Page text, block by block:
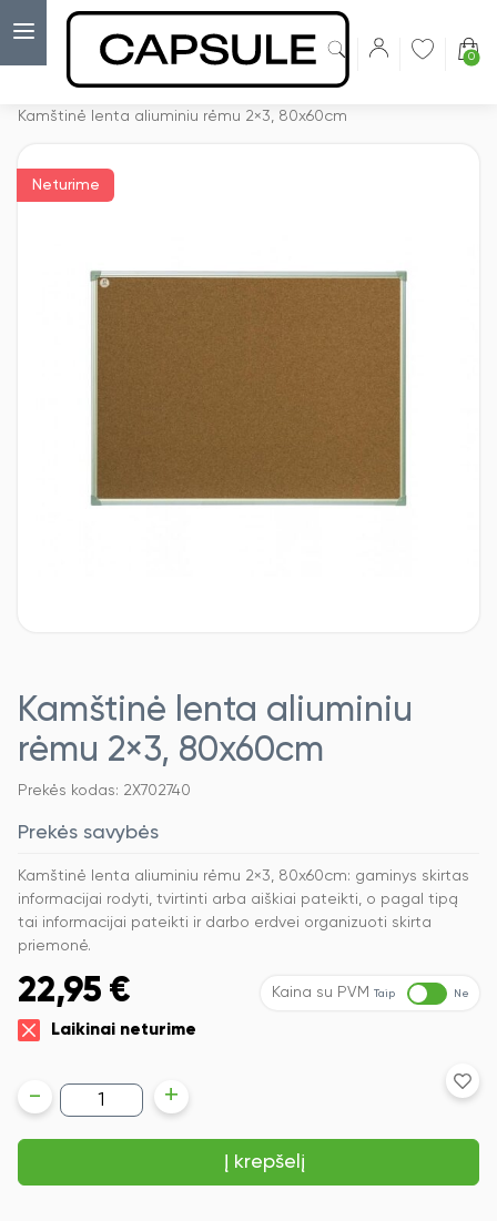
0
Kamštinė lenta aliuminiu rėmu 2×3, 80x60cm
Neturime
Kamštinė lenta aliuminiu
rėmu 2×3, 80x60cm
Prekės kodas: 2X702740
Prekės savybės
Kamštinė lenta aliuminiu rėmu 2×3, 80x60cm: gaminys skirtas
informacijai rodyti, tvirtinti arba aiškiai pateikti, o pagal tipą
tai informacijai pateikti ir darbo erdvei organizuoti skirta
priemonė.
22,95 € Kaina su PVM Taip Ne
Laikinai neturime
produkto
kiekis:
Kamštinė
lenta
rėmu
- +
Į krepšelį